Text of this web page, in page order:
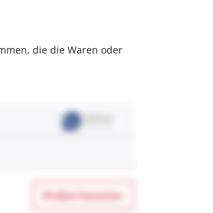
die die Waren oder